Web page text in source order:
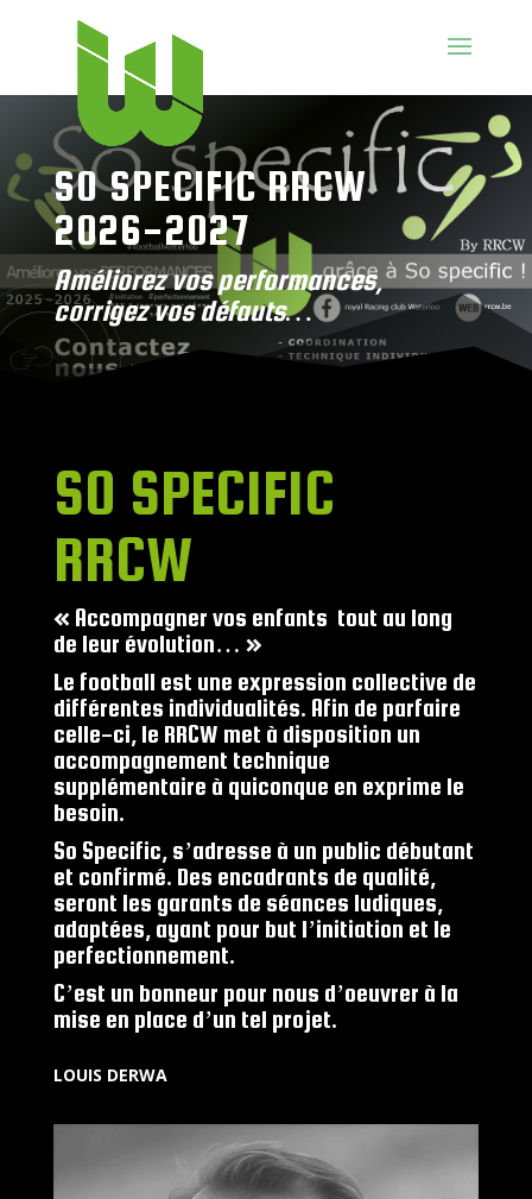
SO SPECIFIC RRCW
2026-2027
Améliorez vos performances,
corrigez vos défauts…
SO SPECIFIC
RRCW
« Accompagner vos enfants tout au long
de leur évolution… »
Le football est une expression collective de
différentes individualités. Afin de parfaire
celle-ci, le RRCW met à disposition un
accompagnement technique
supplémentaire à quiconque en exprime le
besoin.
So Specific, s’adresse à un public débutant
et confirmé. Des encadrants de qualité,
seront les garants de séances ludiques,
adaptées, ayant pour but l’initiation et le
perfectionnement.
C’est un bonneur pour nous d’oeuvrer à la
mise en place d’un tel projet.
LOUIS DERWA